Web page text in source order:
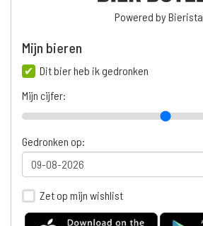
Powered by Bierista
Mijn bieren
Dit bier heb ik gedronken
Mijn cijfer:
Gedronken op:
Zet op mijn wishlist